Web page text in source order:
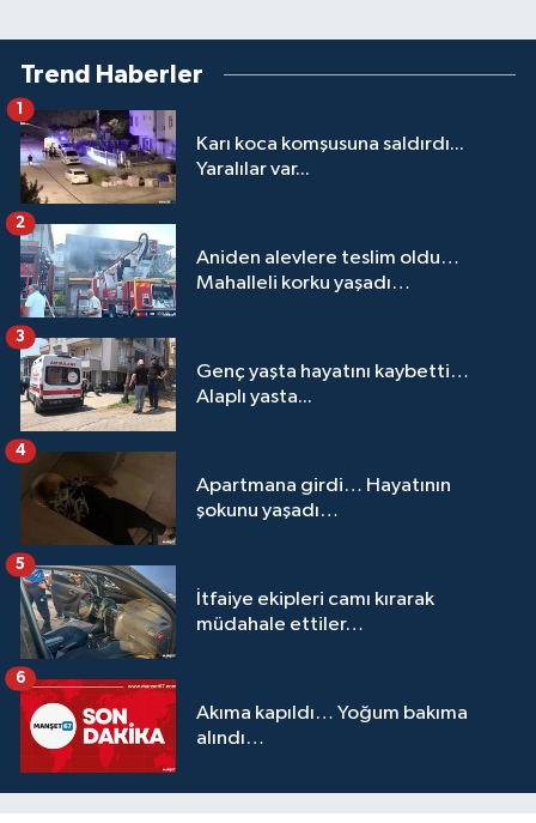
Trend Haberler
Karı koca komşusuna saldırdı...
Yaralılar var...
1
Aniden alevlere teslim oldu…
Mahalleli korku yaşadı…
2
Genç yaşta hayatını kaybetti…
Alaplı yasta...
3
Apartmana girdi… Hayatının
şokunu yaşadı…
4
İtfaiye ekipleri camı kırarak
müdahale ettiler…
5
Akıma kapıldı… Yoğum bakıma
alındı…
6